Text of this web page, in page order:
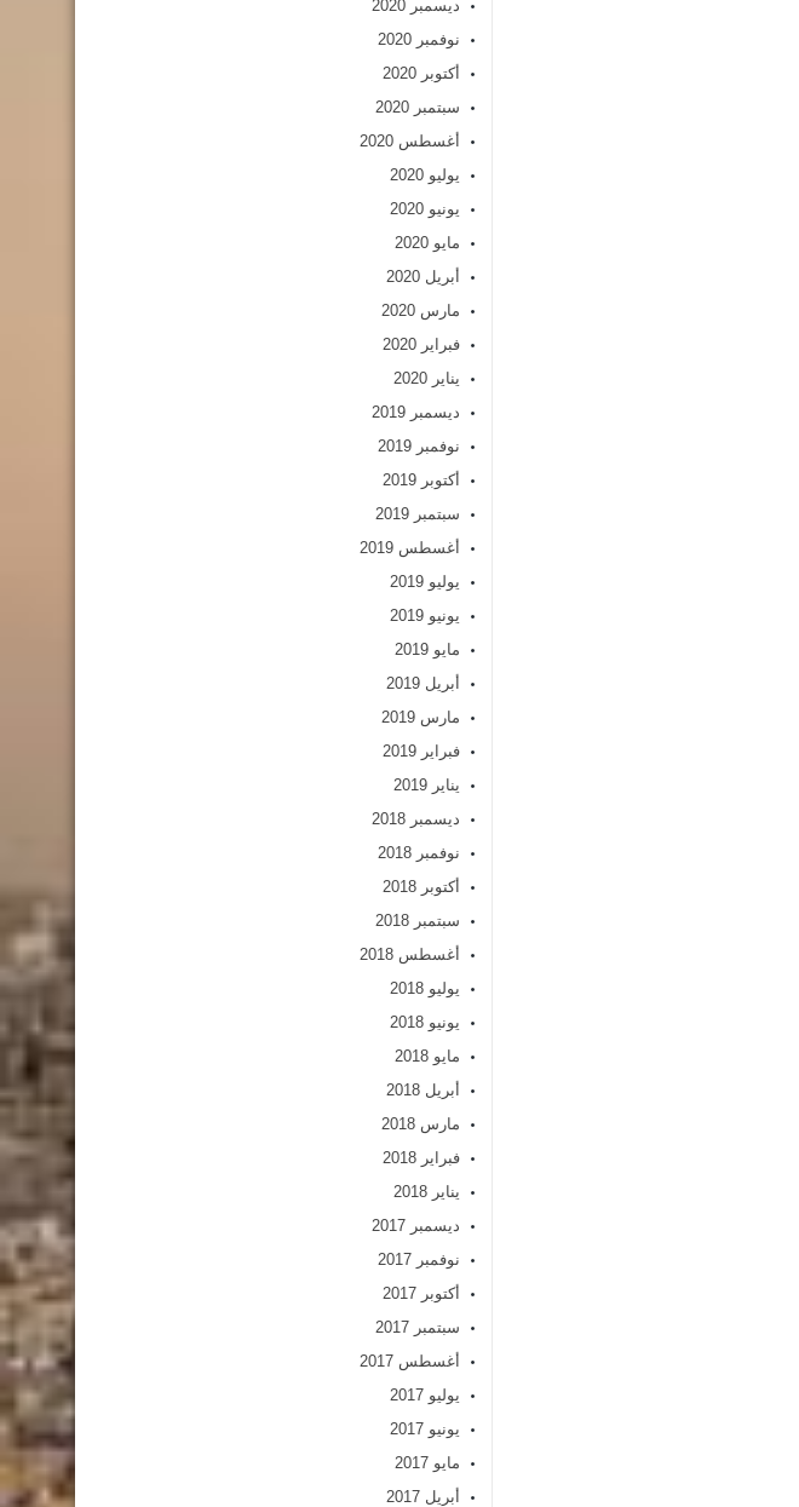
ديسمبر 2020
نوفمبر 2020
أكتوبر 2020
سبتمبر 2020
أغسطس 2020
يوليو 2020
يونيو 2020
مايو 2020
أبريل 2020
مارس 2020
فبراير 2020
يناير 2020
ديسمبر 2019
نوفمبر 2019
أكتوبر 2019
سبتمبر 2019
أغسطس 2019
يوليو 2019
يونيو 2019
مايو 2019
أبريل 2019
مارس 2019
فبراير 2019
يناير 2019
ديسمبر 2018
نوفمبر 2018
أكتوبر 2018
سبتمبر 2018
أغسطس 2018
يوليو 2018
يونيو 2018
مايو 2018
أبريل 2018
مارس 2018
فبراير 2018
يناير 2018
ديسمبر 2017
نوفمبر 2017
أكتوبر 2017
سبتمبر 2017
أغسطس 2017
يوليو 2017
يونيو 2017
مايو 2017
أبريل 2017